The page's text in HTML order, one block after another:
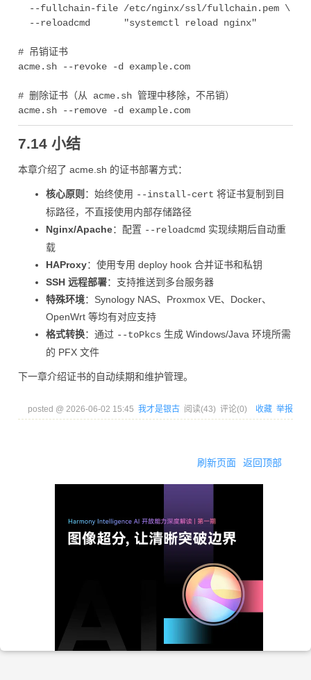
  --fullchain-file /etc/nginx/ssl/fullchain.pem \
  --reloadcmd      "systemctl reload nginx"
# 吊销证书
acme.sh --revoke -d example.com
# 删除证书（从 acme.sh 管理中移除，不吊销）
7.14 小结
本章介绍了 acme.sh 的证书部署方式：
核心原则 ：始终使用 --install-cert 将证书复制到目
标路径，不直接使用内部存储路径
Nginx/Apache：配置 --reloadcmd 实现续期后自动重
载
HAProxy：使用专用 deploy hook 合并证书和私钥
SSH 远程部署：支持推送到多台服务器
特殊环境：Synology NAS、Proxmox VE、Docker、
OpenWrt 等均有对应支持
格式转换：通过 --toPkcs 生成 Windows/Java 环境所需
的 PFX 文件
下一章介绍证书的自动续期和维护管理。
posted @ 2026-06-02 15:45 我才是银古 阅读(43) 评论(0) 收藏 举报
刷新页面 返回顶部